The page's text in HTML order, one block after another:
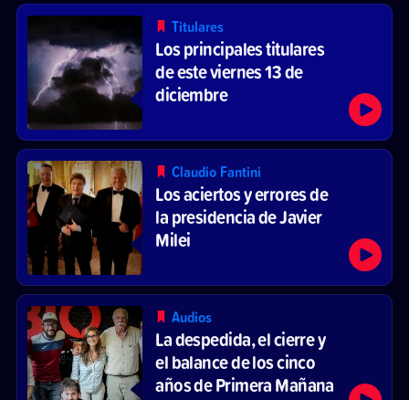
Titulares
Los principales titulares
de este viernes 13 de
diciembre
Claudio Fantini
Los aciertos y errores de
la presidencia de Javier
Milei
Audios
La despedida, el cierre y
el balance de los cinco
años de Primera Mañana